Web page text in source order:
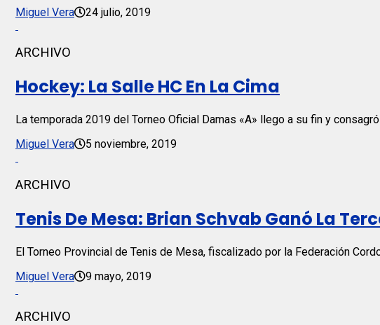
Miguel Vera
24 julio, 2019
ARCHIVO
Hockey: La Salle HC En La Cima
La temporada 2019 del Torneo Oficial Damas «A» llego a su fin y
Miguel Vera
5 noviembre, 2019
ARCHIVO
Tenis De Mesa: Brian Schvab Ganó La
El Torneo Provincial de Tenis de Mesa, fiscalizado por la Federación
Miguel Vera
9 mayo, 2019
ARCHIVO